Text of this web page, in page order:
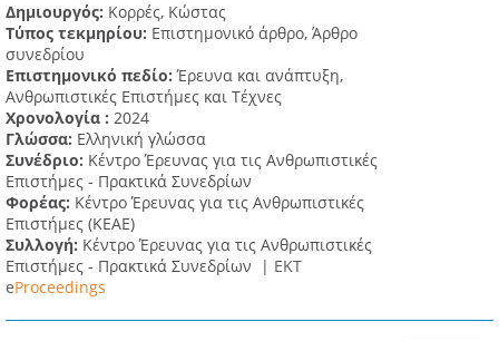
Δημιουργός: Κορρές, Κώστας
Τύπος τεκμηρίου: Επιστημονικό άρθρο, Άρθρο
συνεδρίου
Επιστημονικό πεδίο:Έρευνα και ανάπτυξη,
Ανθρωπιστικές Επιστήμες και Τέχνες
Χρονολογία : 2024
Γλώσσα: Ελληνική γλώσσα
Συνέδριο: Κέντρο Έρευνας για τις Ανθρωπιστικές
Επιστήμες - Πρακτικά Συνεδρίων
Φορέας: Κέντρο Έρευνας για τις Ανθρωπιστικές
Επιστήμες (ΚΕΑΕ)
Συλλογή: Κέντρο Έρευνας για τις Ανθρωπιστικές
Επιστήμες - Πρακτικά Συνεδρίων | ΕΚΤ
eProceedings